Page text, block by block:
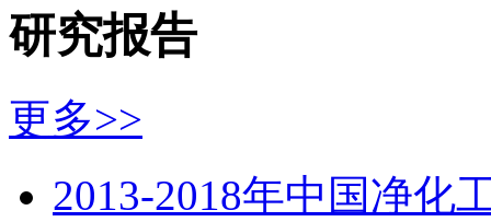
研究报告
更多>>
2013-2018年中国净化